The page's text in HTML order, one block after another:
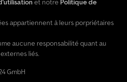
et notre Politique de
appartiennent à leurs porpriétaires
aucune responsabilité quant au
liés.
GmbH